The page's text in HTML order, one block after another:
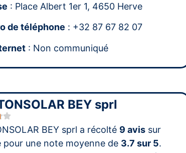
: Place Albert 1er 1, 4650 Herve
de téléphone : +32 87 67 82 07
: Non communiqué
BEY sprl
BEY sprl a récolté 9 avissur
pour une note moyenne de 3.7 sur 5.